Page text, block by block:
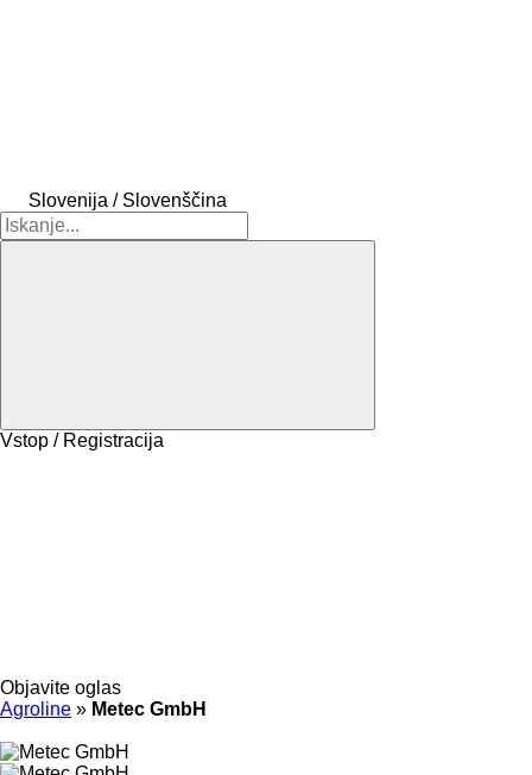
Slovenija / Slovenščina
Vstop / Registracija
Objavite oglas
Agroline » Metec GmbH